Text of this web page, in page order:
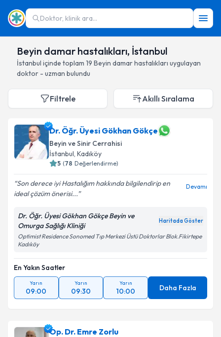
Doktor, klinik ara...
Beyin damar hastalıkları, İstanbul
İstanbul içinde toplam 19 Beyin damar hastalıkları uygulayan
doktor - uzman bulundu
Filtrele Akıllı Sıralama
Dr. Öğr. Üyesi Gökhan Gökçe
Beyin ve Sinir Cerrahisi
İstanbul, Kadıköy
5 (78 Değerlendirme)
Son derece iyi Hastalığım hakkında bilgilendirip en
ideal çözüm önerisi...
Devamı
Dr. Öğr. Üyesi Gökhan Gökçe Beyin ve
Omurga Sağlığı Kliniği
Haritada Göster
Optimist Residence Sonomed Tıp Merkezi Üstü Doktorlar Blok.Fikirtepe
Kadıköy
En Yakın Saatler
Yarın
09:00
Yarın
09:30
Yarın
10:00 Daha Fazla
Op. Dr. Emre Zorlu